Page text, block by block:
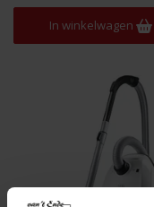
In winkelwagen